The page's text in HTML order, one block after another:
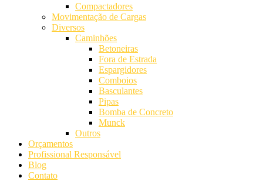
Compactadores
Movimentação de Cargas
Diversos
Caminhões
Betoneiras
Fora de Estrada
Espargidores
Comboios
Basculantes
Pipas
Bomba de Concreto
Munck
Outros
Orçamentos
Profissional Responsável
Blog
Contato